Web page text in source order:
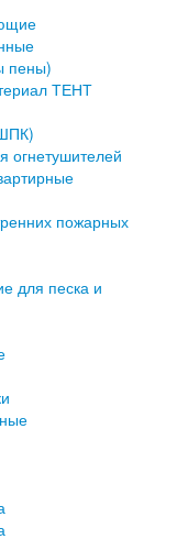
пены)
ТЕНТ
пожарных
для песка и